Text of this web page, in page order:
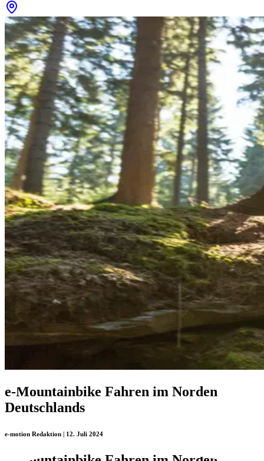
e-Mountainbike Fahren im Norden
Deutschlands
e-motion Redaktion | 12. Juli 2024